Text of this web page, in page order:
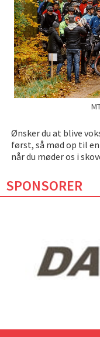
Ønsker du at blive
først, så mød op til
når du møder os i
SPONSORER